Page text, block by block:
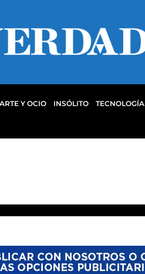
ARTE Y OCIO INSÓLITO TECNOLOGÍA